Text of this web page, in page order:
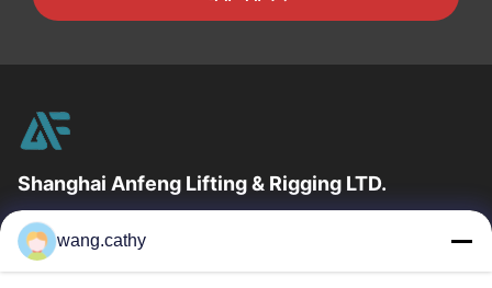
Shanghai Anfeng Lifting & Rigging LTD.
उद्योग में 20 वर्षों के अनुभव के साथ, हम अपने ग्राहकों को प्रीमियम लिफ्टिंग और
हेराफेरी उत्पादों और कस्टम-डिज़ाइन किए गए लिफ्टिंग समाधान प्रदान...
त्वरित लिंक
wang.cathy